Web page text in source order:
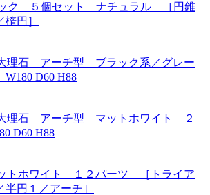
ック ５個セット ナチュラル ［円錐
円］
理石 アーチ型 ブラック系／グレー
D60 H88
理石 アーチ型 マットホワイト ２
D60 H88
トホワイト １２パーツ ［トライア
円１／アーチ］